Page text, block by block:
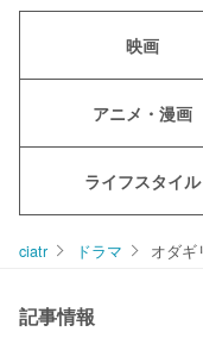
映画
アニメ・漫画
ライフスタイル
ciatr ドラマ オダギ
記事情報